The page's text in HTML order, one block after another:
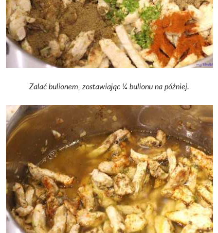
Zalać bulionem, zostawiając ¼ bulionu na później.